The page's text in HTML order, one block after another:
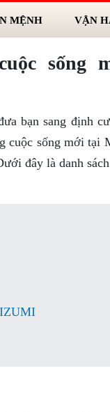
MỆNH VẬN
sống
bạn sang định
cuộc sống mới tại
đây là danh
IZUMI